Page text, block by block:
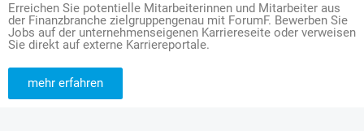
Erreichen Sie potentielle Mitarbeiterinnen und Mitarbeiter aus
der Finanzbranche zielgruppengenau mit ForumF. Bewerben Sie
Jobs auf der unternehmenseigenen Karriereseite oder verweisen
Sie direkt auf externe Karriereportale.
mehr erfahren